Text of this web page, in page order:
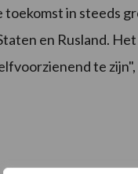
in steeds
en Rusland.
te